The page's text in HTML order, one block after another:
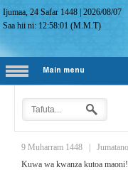
Ijumaa, 24 Safar 1448 |2026/08/07
Saa hii ni: 12:58:02 (M.M.T)
Main menu
9 Muharram 1448
Kuwa wa kwanza kutoa maoni!